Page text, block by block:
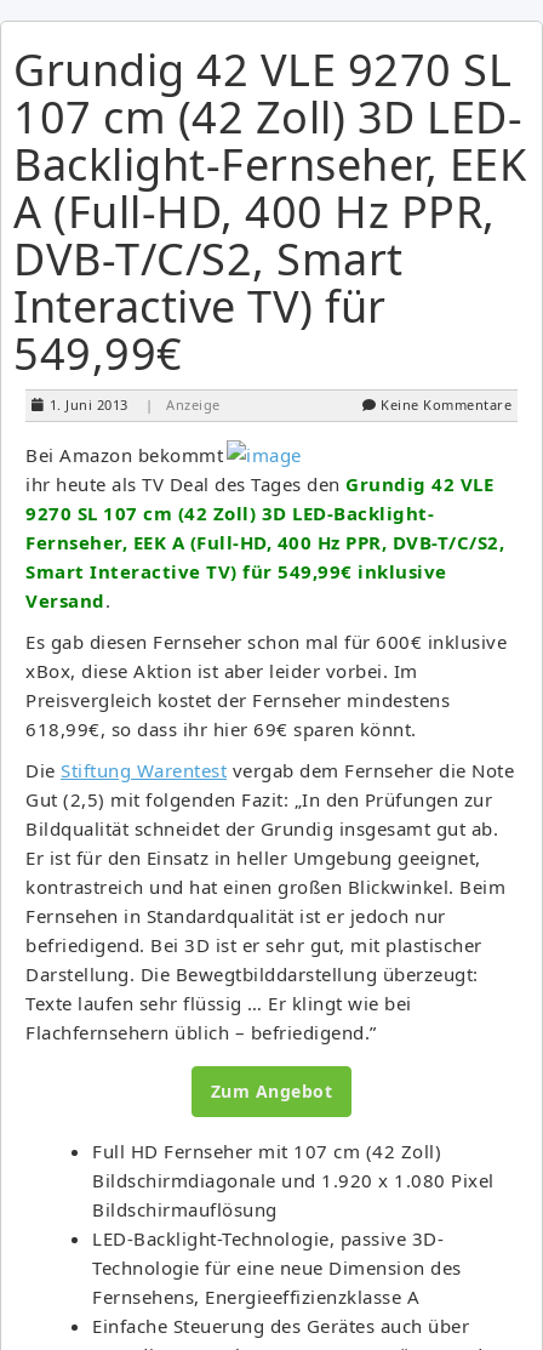
Grundig 42 VLE 9270 SL
107 cm (42 Zoll) 3D LED-
Backlight-Fernseher, EEK
A (Full-HD, 400 Hz PPR,
DVB-T/C/S2, Smart
Interactive TV) für
549,99€
1. Juni 2013 | Anzeige Keine Kommentare
Bei Amazon bekommt
ihr heute als TV Deal des Tages den Grundig 42 VLE
9270 SL 107 cm (42 Zoll) 3D LED-Backlight-
Fernseher, EEK A (Full-HD, 400 Hz PPR, DVB-T/C/S2,
Smart Interactive TV) für 549,99€ inklusive
Versand.
Es gab diesen Fernseher schon mal für 600€ inklusive
xBox, diese Aktion ist aber leider vorbei. Im
Preisvergleich kostet der Fernseher mindestens
618,99€, so dass ihr hier 69€ sparen könnt.
Die Stiftung Warentest vergab dem Fernseher die Note
Gut (2,5) mit folgenden Fazit: „In den Prüfungen zur
Bildqualität schneidet der Grundig insgesamt gut ab.
Er ist für den Einsatz in heller Umgebung geeignet,
kontrastreich und hat einen großen Blickwinkel. Beim
Fernsehen in Standardqualität ist er jedoch nur
befriedigend. Bei 3D ist er sehr gut, mit plastischer
Darstellung. Die Bewegtbilddarstellung überzeugt:
Texte laufen sehr flüssig … Er klingt wie bei
Flachfernsehern üblich – befriedigend.”
Zum Angebot
Full HD Fernseher mit 107 cm (42 Zoll)
Bildschirmdiagonale und 1.920 x 1.080 Pixel
Bildschirmauflösung
LED-Backlight-Technologie, passive 3D-
Technologie für eine neue Dimension des
Fernsehens, Energieeffizienzklasse A
Einfache Steuerung des Gerätes auch über